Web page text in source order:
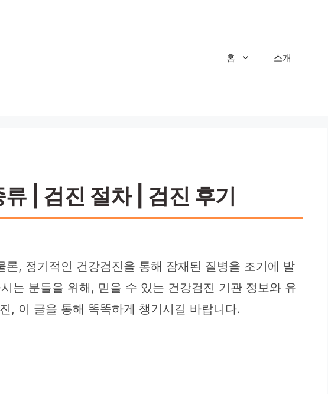
홈 소개
| 검진 절차 | 검진 후기
, 정기적인 건강검진을 통해 잠재된 질병을 조기에 발
는 분들을 위해, 믿을 수 있는 건강검진 기관 정보와 유
, 이 글을 통해 똑똑하게 챙기시길 바랍니다.